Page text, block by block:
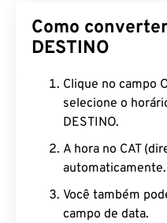
Como
DESTINO
Clique no campo
selecione o
DESTINO.
A hora no CAT
automaticamente.
Você também
campo de data.